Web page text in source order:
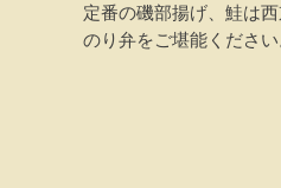
定番の磯部揚げ、鮭は
のり弁をご堪能ください